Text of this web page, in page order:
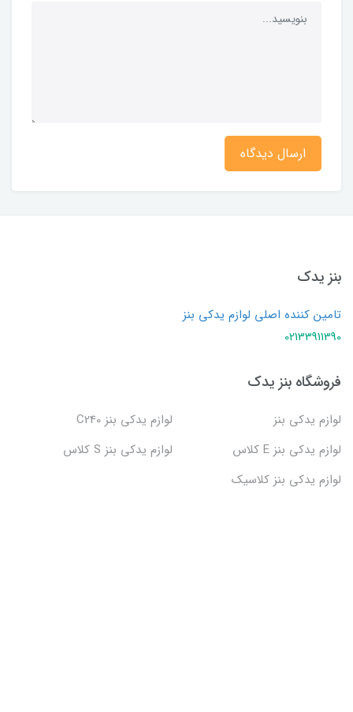
ارسال دیدگاه
بنز یدک
تامین کننده اصلی لوازم یدکی بنز
02133911390
فروشگاه بنز یدک
لوازم یدکی بنز
لوازم یدکی بنز C240
لوازم یدکی بنز E کلاس
لوازم یدکی بنز S کلاس
لوازم یدکی بنز کلاسیک